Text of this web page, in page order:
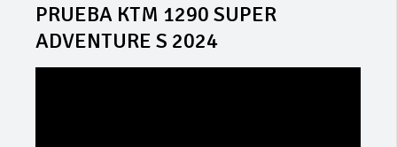
PRUEBA KTM 1290 SUPER
ADVENTURE S 2024